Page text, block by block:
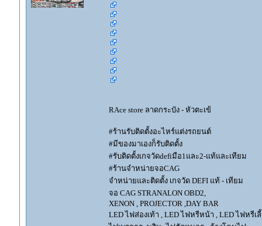
RAce store ลาดกระบัง - หัวตะเข้
#ร้านรับติดตั้งอะไหร์แต่งรถยนต์
#มีของมาเองก็รับติดตั้ง
#รับติดตั้งเกจวัดdefiมือ1และ2-แท้และเทียม
#ร้านจำหน่ายจอCAG
จำหน่ายและติดตั้ง เกจวัด DEFI แท้ - เทียม
จอ CAG STRANALON OBD2,
XENON , PROJECTOR ,DAY BAR
LED ไฟส่องเท้า , LED ไฟหรีหน้า , LED ไฟหรีเ